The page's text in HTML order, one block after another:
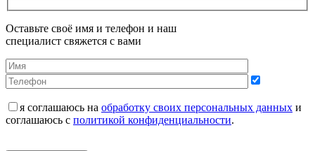
Оставьте своё имя и телефон и наш
специалист свяжется с вами
я соглашаюсь на обработку своих персональных данных и
соглашаюсь с политикой конфиденциальности.